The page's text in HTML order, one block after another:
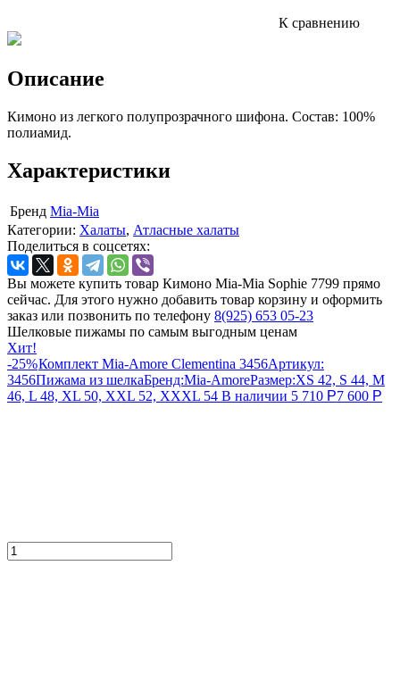
К сравнению
Описание
Кимоно из легкого полупрозрачного шифона. Состав: 100%
полиамид.
Характеристики
Бренд Mia-Mia
Категории: Халаты, Атласные халаты
Поделиться в соцсетях:
Вы можете купить товар Кимоно Mia-Mia Sophie 7799 прямо
сейчас. Для этого нужно добавить товар корзину и оформить
заказ или позвонить по телефону 8(925) 653 05-23
Шелковые пижамы по самым выгодным ценам
Хит!
-25%Комплект Mia-Amore Clementina 3456Артикул:
3456Пижама из шелкаБренд:Mia-AmoreРазмер:XS 42, S 44, M
46, L 48, XL 50, XXL 52, XXXL 54 В наличии 5 710 Р7 600 Р